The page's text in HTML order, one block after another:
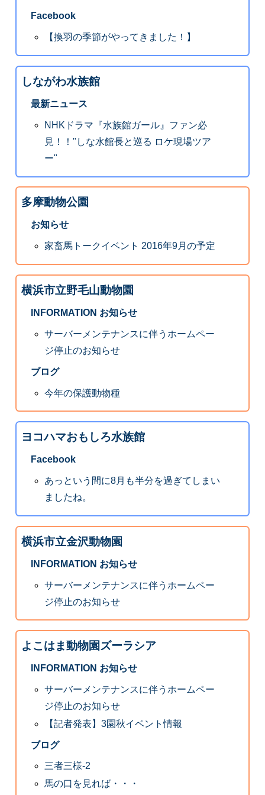
Facebook
【換羽の季節がやってきました！】
しながわ水族館
最新ニュース
NHKドラマ『水族館ガール』ファン必
見！！"しな水館長と巡る ロケ現場ツア
ー"
多摩動物公園
お知らせ
家畜馬トークイベント 2016年9月の予定
横浜市立野毛山動物園
INFORMATION お知らせ
サーバーメンテナンスに伴うホームペー
ジ停止のお知らせ
ブログ
今年の保護動物種
ヨコハマおもしろ水族館
Facebook
あっという間に8月も半分を過ぎてしまい
ましたね。
横浜市立金沢動物園
INFORMATION お知らせ
サーバーメンテナンスに伴うホームペー
ジ停止のお知らせ
よこはま動物園ズーラシア
INFORMATION お知らせ
サーバーメンテナンスに伴うホームペー
ジ停止のお知らせ
【記者発表】3園秋イベント情報
ブログ
三者三様-2
馬の口を見れば・・・